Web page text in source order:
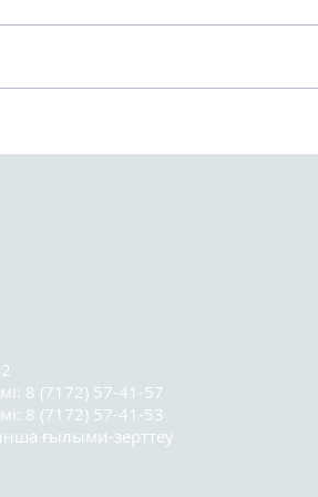
8 (7172) 57-41-57
8 (7172) 57-41-53
ғылыми-зерттеу